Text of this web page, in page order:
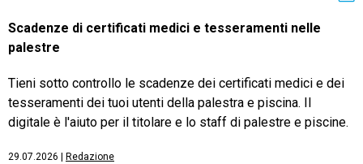
Scadenze di certificati medici e tesseramenti nelle
palestre
Tieni sotto controllo le scadenze dei certificati medici e dei
tesseramenti dei tuoi utenti della palestra e piscina. Il
digitale è l'aiuto per il titolare e lo staff di palestre e piscine.
29.07.2026 Redazione